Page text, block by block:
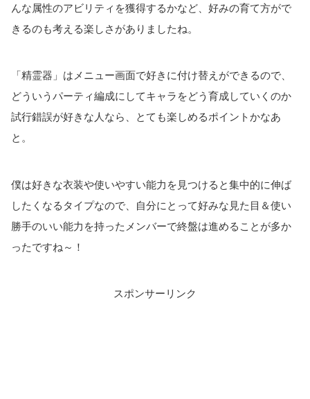
んな属性のアビリティを獲得するかなど、好みの育て方がで
きるのも考える楽しさがありましたね。
「精霊器」はメニュー画面で好きに付け替えができるので、
どういうパーティ編成にしてキャラをどう育成していくのか
試行錯誤が好きな人なら、とても楽しめるポイントかなあ
と。
僕は好きな衣装や使いやすい能力を見つけると集中的に伸ば
したくなるタイプなので、自分にとって好みな見た目＆使い
勝手のいい能力を持ったメンバーで終盤は進めることが多か
ったですね～！
スポンサーリンク